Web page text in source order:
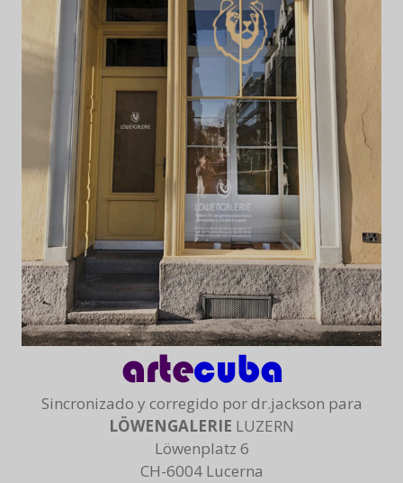
Sincronizado y corregido por dr.jackson para
LÖWENGALERIE LUZERN
Löwenplatz 6
CH-6004 Lucerna